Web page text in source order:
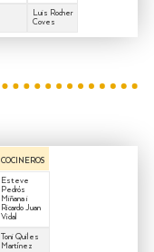
Luis Rocher
Coves
COCINEROS
Esteve
Pedrós
Miñana i
Ricardo Juan
Vidal
Toni Quiles
Martínez